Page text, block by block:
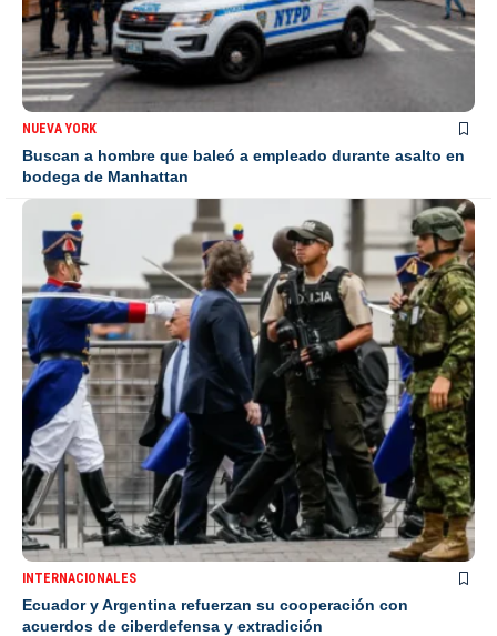
NUEVA YORK
Buscan a hombre que baleó a empleado durante asalto en
bodega de Manhattan
INTERNACIONALES
Ecuador y Argentina refuerzan su cooperación con
acuerdos de ciberdefensa y extradición